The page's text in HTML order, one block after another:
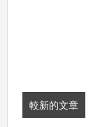
較新的文章